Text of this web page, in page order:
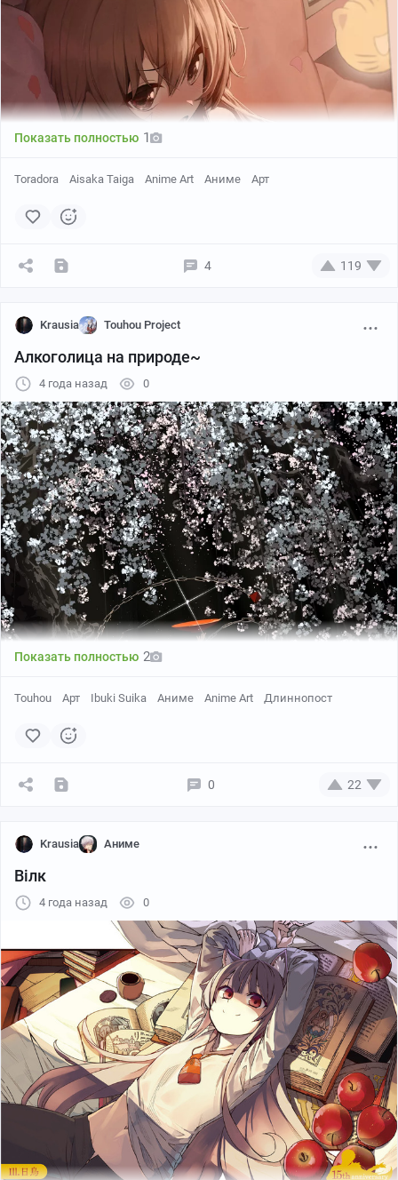
pixiv
Показать полностью 1
Toradora Aisaka Taiga Anime Art Аниме Арт
4 119
Krausia Touhou Project
Алкоголица на природе~
4 года назад 0
Показать полностью 2
Touhou Арт Ibuki Suika Аниме Anime Art Длиннопост
0 22
Krausia Аниме
Вiлк
4 года назад 0